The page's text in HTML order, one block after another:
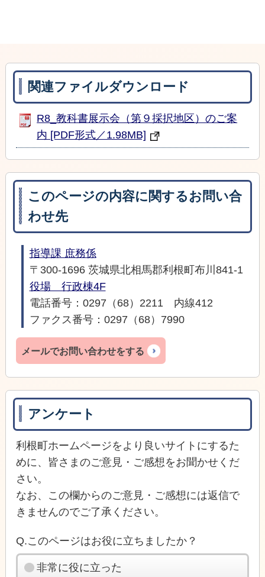
関連ファイルダウンロード
R8_教科書展示会（第９採択地区）のご案
内 [PDF形式／1.98MB]
このページの内容に関するお問い合
わせ先
指導課 庶務係
〒300-1696 茨城県北相馬郡利根町布川841-1
役場 行政棟4F
電話番号：0297（68）2211 内線412
ファクス番号：0297（68）7990
メールでお問い合わせをする
アンケート
利根町ホームページをより良いサイトにするた
めに、皆さまのご意見・ご感想をお聞かせくだ
さい。
なお、この欄からのご意見・ご感想には返信で
きませんのでご了承ください。
Q.このページはお役に立ちましたか？
非常に役に立った